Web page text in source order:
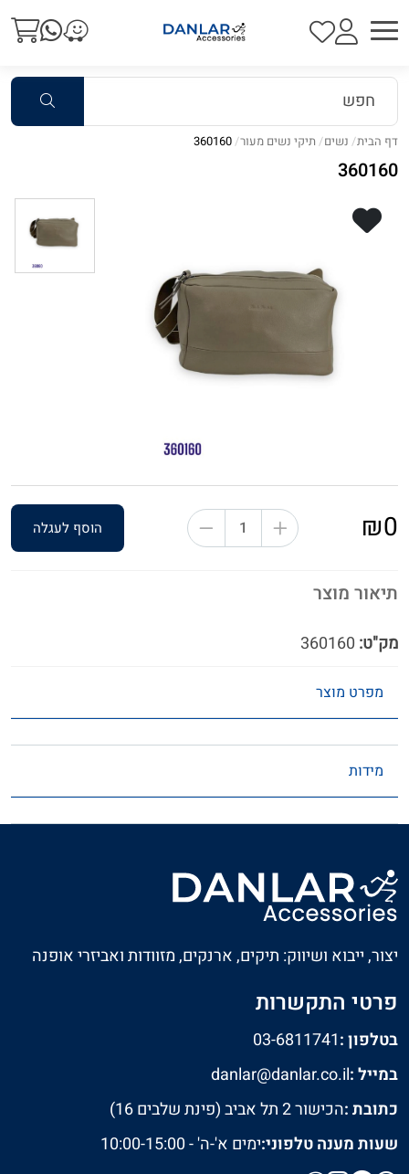
דף הבית נשים תיקי נשים מעור 360160
360160
תיאור מוצר
מק"ט:
₪0 הוסף לעגלה
מפרט מוצר
מידות
יצור, ייבוא ושיווק: תיקים, ארנקים, מזוודות ואביזרי אופנה
פרטי התקשרות
בטלפון :03-6811741
במייל :danlar@danlar.co.il
כתובת :הכישור 2 תל אביב (פינת שלבים 16)
שעות מענה טלפוני:ימים א'-ה' - 10:00-15:00